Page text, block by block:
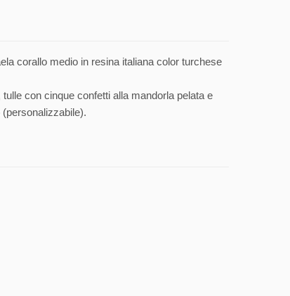
corallo medio in resina italiana color turchese
con cinque confetti alla mandorla pelata e